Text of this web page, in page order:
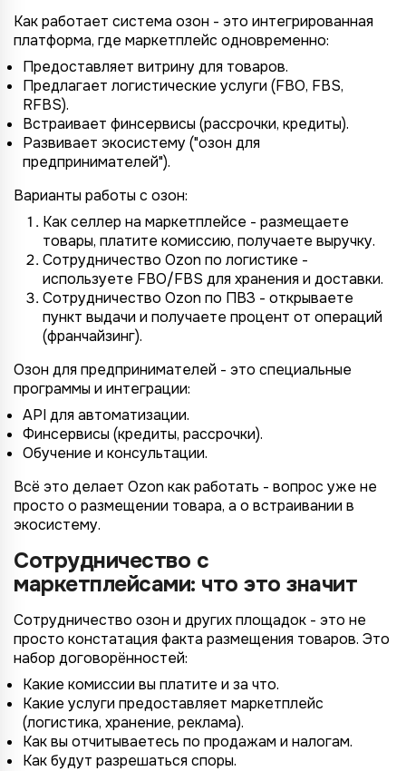
Как работает система озон - это интегрированная
платформа, где маркетплейс одновременно:
Предоставляет витрину для товаров.
Предлагает логистические услуги (FBO, FBS,
RFBS).
Встраивает финсервисы (рассрочки, кредиты).
Развивает экосистему ("озон для
предпринимателей").
Варианты работы с озон:
Как селлер на маркетплейсе - размещаете
товары, платите комиссию, получаете выручку.
Сотрудничество Ozon по логистике -
используете FBO/FBS для хранения и доставки.
Сотрудничество Ozon по ПВЗ - открываете
пункт выдачи и получаете процент от операций
(франчайзинг).
Озон для предпринимателей - это специальные
программы и интеграции:
API для автоматизации.
Финсервисы (кредиты, рассрочки).
Обучение и консультации.
Всё это делает Ozon как работать - вопрос уже не
просто о размещении товара, а о встраивании в
экосистему.
Сотрудничество с
маркетплейсами: что это значит
Сотрудничество озон и других площадок - это не
просто констатация факта размещения товаров. Это
набор договорённостей:
Какие комиссии вы платите и за что.
Какие услуги предоставляет маркетплейс
(логистика, хранение, реклама).
Как вы отчитываетесь по продажам и налогам.
Как будут разрешаться споры.